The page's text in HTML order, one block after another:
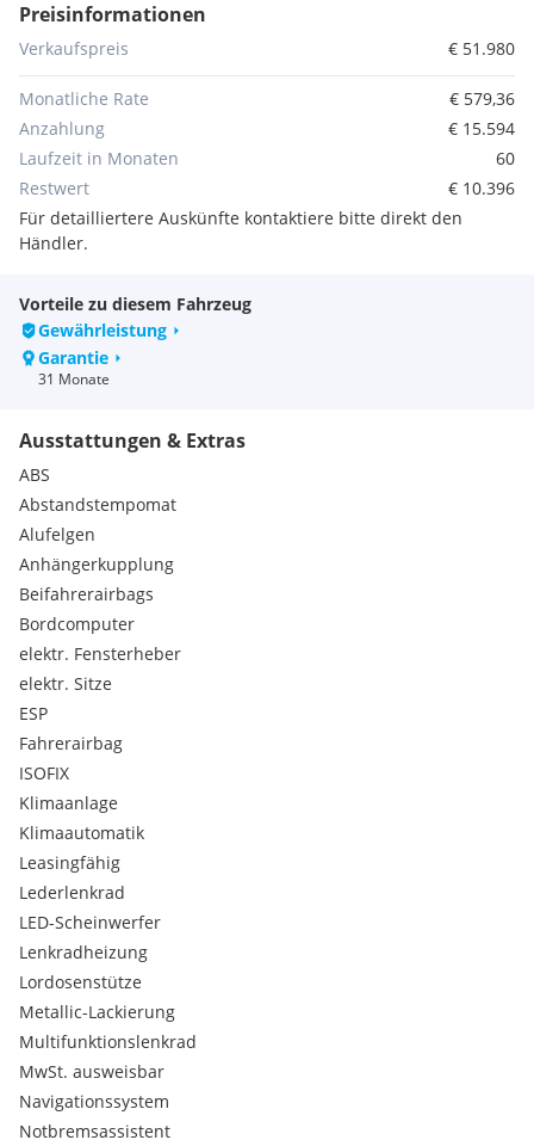
Mail:
Angebot vorbehaltlich Verfügbarkeit-Druck-und
Beschreibungsfehler.
Das gilt für neue wie gebrauchte Mercedes-Benz und smart
Fahrzeuge - und vor allem für unsere Jungen Sterne.
Junge Sterne: Nicht älter als fünf Jahre und nicht mehr als
100.000 km Laufleistung, kombiniert mit dem guten Gefühl,
Extras:
MWST Ausweisbar
Allrad 4matic
Distronic Plus
Fahrassistenz-Paket PLUS
Junge Sterne Garantie
Licht- und Sicht-Paket
Sitzkomfort-Paket
Spiegel-Paket
Sportpaket AMG
Sportpaket Exterieur
Attention Assist
Automatic
Intelligent Light System
KEYLESS-GO-Paket
Memorypaket
Verkehrszeichenassistent
KEYLESS-GO
Multifunktionslenkrad
Einparkhilfe selbstlenkend
Elektrische Heckklappe
Müdigkeitswarnsystem
Standheizung
Allradsystem
LED Tagfahrlicht
Spurpaket
Winterpaket
Bluetooth
Tempomat mit Bremsfunktion
Preisinformationen
Verkaufspreis € 51.980
Monatliche Rate
€ 579,36
Anzahlung
€ 15.594
Laufzeit in Monaten
60
Restwert
€ 10.396
Für detailliertere Auskünfte kontaktiere bitte direkt den
Händler.
Vorteile zu diesem Fahrzeug
Gewährleistung
Garantie
31 Monate
Ausstattungen & Extras
ABS
Abstandstempomat
Alufelgen
Anhängerkupplung
Beifahrerairbags
Bordcomputer
elektr. Fensterheber
elektr. Sitze
ESP
Fahrerairbag
ISOFIX
Klimaanlage
Klimaautomatik
Leasingfähig
Lederlenkrad
LED-Scheinwerfer
Lenkradheizung
Lordosenstütze
Metallic-Lackierung
Multifunktionslenkrad
MwSt. ausweisbar
Navigationssystem
Notbremsassistent